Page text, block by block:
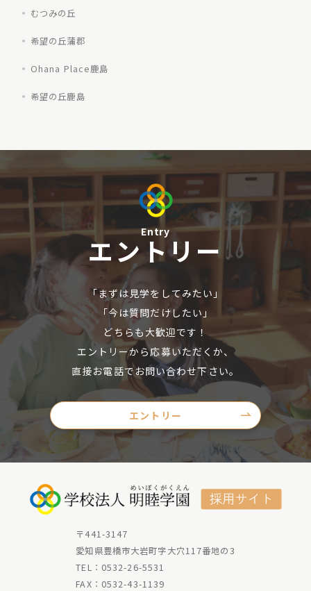
むつみの丘
希望の丘蒲郡
Ohana Place鹿島
希望の丘鹿島
Entry
エントリー
「まずは見学をしてみたい」
「今は質問だけしたい」
どちらも大歓迎です！
エントリーから応募いただくか、
直接お電話でお問い合わせ下さい。
エントリー
〒441-3147
愛知県豊橋市大岩町字大穴117番地の3
TEL： 0532-26-5531
FAX：0532-43-1139